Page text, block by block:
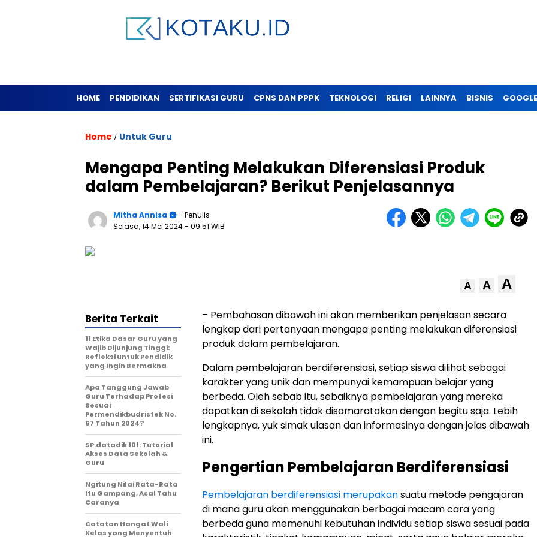
HOME PENDIDIKAN SERTIFIKASI GURU CPNS DAN PPPK TEKNOLOGI RELIGI LAINNYA BISNIS
Home / Untuk Guru
Mengapa Penting Melakukan Diferensiasi Produk
dalam Pembelajaran? Berikut Penjelasannya
Mitha Annisa
- Penulis
Selasa, 14 Mei 2024- 09:51 WIB
A A A
– Pembahasan dibawah ini akan memberikan penjelasan secara
lengkap dari pertanyaan mengapa penting melakukan diferensiasi
produk dalam pembelajaran.
Dalam pembelajaran berdiferensiasi, setiap siswa dilihat sebagai
karakter yang unik dan mempunyai kemampuan belajar yang
berbeda. Oleh sebab itu, sebaiknya pembelajaran yang mereka
dapatkan di sekolah tidak disamaratakan dengan begitu saja. Lebih
lengkapnya, yuk simak ulasan dan informasinya dengan jelas dibawah
ini.
Pengertian Pembelajaran Berdiferensiasi
Pembelajaran berdiferensiasi merupakansuatu metode pengajaran
di mana guru akan menggunakan berbagai macam cara yang
berbeda guna memenuhi kebutuhan individu setiap siswa sesuai pada
Berita Terkait
11 Etika Dasar Guru yang
Wajib Dijunjung Tinggi:
Refleksi untuk Pendidik
yang Ingin Bermakna
Apa Tanggung Jawab
Guru Terhadap Profesi
Sesuai
Permendikbudristek No.
67 Tahun 2024?
SP.datadik 101: Tutorial
Akses Data Sekolah &
Guru
Ngitung Nilai Rata-Rata
Itu Gampang, Asal Tahu
Caranya
Catatan Hangat Wali
Kelas yang Menyentuh